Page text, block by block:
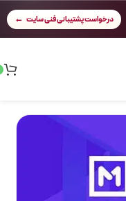
درخواست پشتیبانی فنی سایت